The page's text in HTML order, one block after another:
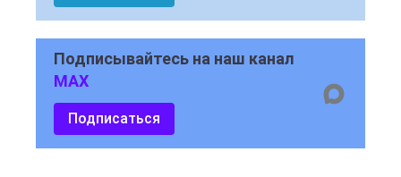
Подписывайтесь на наш канал
MAX
Подписаться